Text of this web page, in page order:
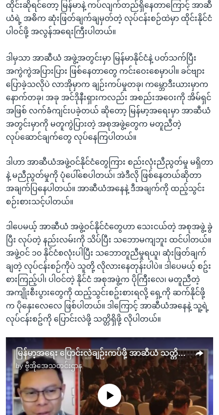
ထိုင်းဆိုရင်တော့ မြန်မာနဲ့ ကပ်လျက်တည်ရှိနေတာကြောင့် အာဆီ
ယံရဲ့ အဓိက ဆုံးဖြတ်ချက်ချမှတ်တဲ့ လုပ်ငန်းစဉ်ထဲမှာ ထိုင်းနိုင်ငံ
ပါဝင်ဖို့ အလွန်အရေးကြီးပါတယ်။
ဒါမှသာ အာဆီယံ အဖွဲ့အတွင်းမှာ မြန်မာနိုင်ငံနဲ့ ပတ်သက်ပြီး
အကွဲကွဲအပြားပြား ဖြစ်နေတာတွေ ကင်းဝေးစေမှာပါ။ ခင်ဗျား
ပြောခဲ့သလိုပဲ လာအိုမှာက ချဉ်းကပ်မှုတခု၊ ကမ္ဘောဒီးယားမှာက
နောက်တခု၊ အခု အင်ဒိုနီးရှားကလည်း အစည်းအဝေးကို အိမ်ရှင်
အဖြစ် လက်ခံကျင်းပခဲ့တယ် ဆိုတော့ မြန်မာ့အရေးမှာ အာဆီယံ
အတွင်းမှာကို မတူကွဲပြားတဲ့ အစုအဖွဲ့တွေက မတူညီတဲ့
လုပ်ဆောင်ချက်တွေ လုပ်နေကြပါတယ်။
ဒါဟာ အာဆီယံအဖွဲ့ဝင်နိုင်ငံတွေကြား စည်းလုံးညီညွတ်မှု မရှိတာ
နဲ့ မညီညွတ်မှုကို ပုံပေါ်စေပါတယ်၊ အဲဒီလို ဖြစ်နေတယ်ဆိုတာ
အချက်ပြနေပါတယ်။ အာဆီယံအနေနဲ့ ဒီအချက်ကို ထည့်သွင်း
စဉ်းစားသင့်ပါတယ်။
ဒါပေမယ့် အာဆီယံ အဖွဲ့ဝင်နိုင်ငံတွေဟာ သေးငယ်တဲ့ အစုအဖွဲ့ ခွဲ
ပြီး လုပ်တဲ့ နည်းလမ်းကို သိပ်ပြီး သဘောမကျဘူး ထင်ပါတယ်။
အဖွဲ့ဝင် ၁၀ နိုင်ငံစလုံးပါပြီး သဘောတူညီမှုရယူ၊ ဆုံးဖြတ်ချက်
ချတဲ့ လုပ်ငန်းစဉ်ကိုပဲ သူတို့ လိုလားနေတုန်းပါပဲ။ ဒါပေမယ့် စဥ်း
စားကြည့်ပါ၊ ပါဝင်တဲ့ နိုင်ငံ အစုအဖွဲ့က ပိုကြီးလေ၊ မတူညီတဲ့
အကျိုးစီးပွားတွေကို ထည့်သွင်းစဥ်းစားရလို့ ရှေ့ကို ဆက်နိုင်ဖို့
က ပိုနှေးလေလေ ဖြစ်ပါတယ်။ ဒါကြောင့် အာဆီယံအနေနဲ့ သူ့ရဲ့
လုပ်ငန်းစဥ်ကို ပြောင်းလဲဖို့ သတ္တိရှိဖို့ လိုပါတယ်။
မြန်မာ့အရေး ပြောင်းလဲချဉ်းကပ်ဖို့ အာဆီယံ သတ္တိရှိဖို့လိုနေ “မေးမြန်းခန်း”
byဗွီအိုအေသတင်းဌာန
No media source currently available